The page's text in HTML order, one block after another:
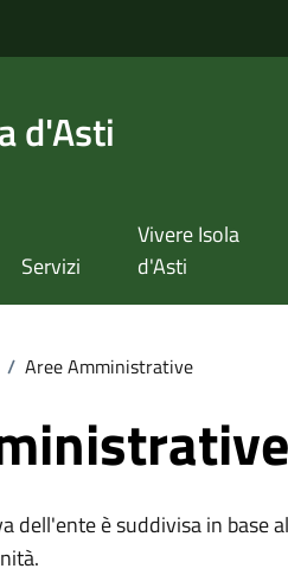
d'Asti
Servizi
Vivere Isola
d'Asti
/ Aree Amministrative
dell'ente è suddivisa in base